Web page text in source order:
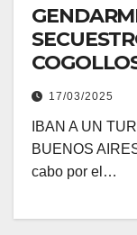
17/03/2025
IBAN A UN
BUENOS
cabo por el…